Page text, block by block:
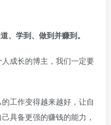
、学到、做到并赚到。
成长的博主，我们一定要
工作变得越来越好，让自
具备更强的赚钱的能力，